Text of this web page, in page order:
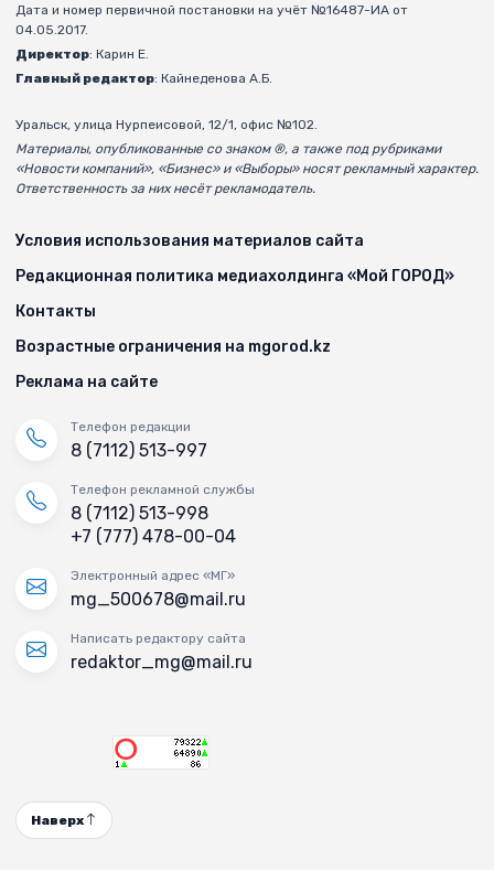
Дата и номер первичной постановки на учёт №16487-ИА от
04.05.2017.
Директор: Карин Е.
Главный редактор: Кайнеденова А.Б.
Уральск, улица Нурпеисовой, 12/1, офис №102.
Материалы, опубликованные со знаком ®, а также под рубриками
«Новости компаний», «Бизнес» и «Выборы» носят рекламный характер.
Ответственность за них несёт рекламодатель.
Условия использования материалов сайта
Редакционная политика медиахолдинга «Мой ГОРОД»
Контакты
Возрастные ограничения на mgorod.kz
Реклама на сайте
Телефон редакции
8 (7112) 513-997
Телефон рекламной службы
8 (7112) 513-998
+7 (777) 478-00-04
Электронный адрес «МГ»
mg_500678@mail.ru
Написать редактору сайта
redaktor_mg@mail.ru
Наверх